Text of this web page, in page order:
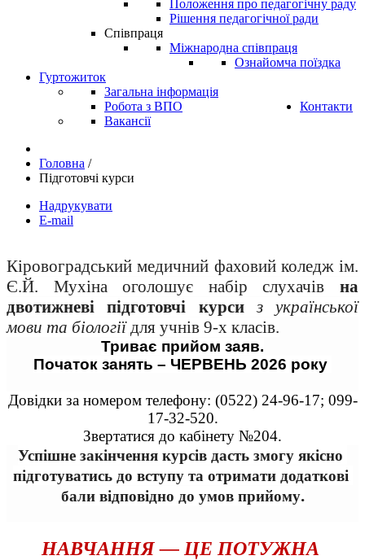
Положення про педагогічну раду
Рішення педагогічної ради
Співпраця
Міжнародна співпраця
Ознайомча поїздка
Гуртожиток
Загальна інформація
Робота з ВПО
Контакти
Вакансії
Головна /
Підготовчі курси
Надрукувати
E-mail
Кіровоградський медичний фаховий коледж ім.
Є.Й. Мухіна оголошує набір слухачів на
двотижневі підготовчі курси
з української
мови та біології для учнів 9-х класів.
Триває прийом заяв.
Початок занять – ЧЕРВЕНЬ 2026 року
Довідки за номером телефону: (0522) 24-96-17; 099-
17-32-520.
Звертатися до кабінету №204.
Успішне закінчення курсів дасть змогу якісно
підготуватись до вступу та отримати додаткові
бали відповідно до умов прийому.
НАВЧАННЯ — ЦЕ ПОТУЖНА